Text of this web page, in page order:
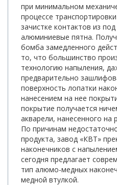
при минимальном
процессе
зачистке контактов из
алюминиевые пятна.
бомба замедленного
то, что большинство
технологию напыления,
предварительно
поверхность лопатки
нанесением на нее
покрытие получается
акварели, нанесенного на
По причинам
продукта, завод «КВТ»
наконечников с
сегодня предлагает
тип алюмо-медных
медной втулкой.